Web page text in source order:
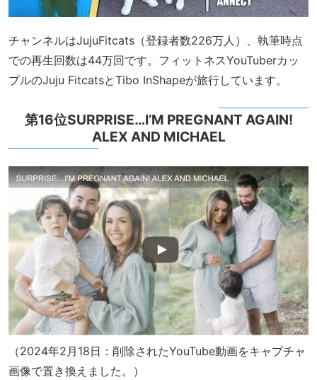
チャンネルはJujuFitcats（登録者数226万人）、執筆時点
での再生回数は44万回です。フィットネスYouTuberカッ
プルのJuju FitcatsとTibo InShapeが旅行しています。
第16位SURPRISE…I’M PREGNANT AGAIN!
ALEX AND MICHAEL
（2024年2月18日：削除されたYouTube動画をキャプチャ
画像で置き換えました。）